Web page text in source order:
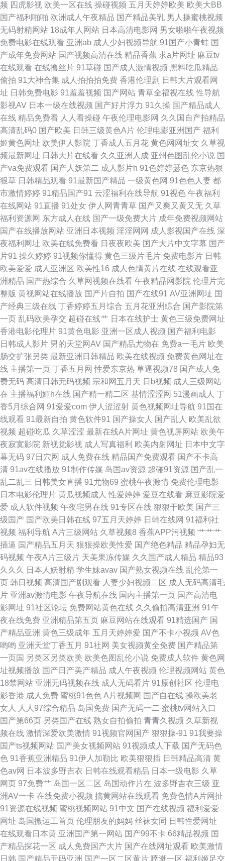
www91c伊人 精东黄色色 欧美人人插 天天操网站 宅男影院 av男女激情 大香
蕉在线久久 韩国理论午夜 美女天天干 日韩色欧 亚洲综合变态另类 99草草网
国产精品伊人久久 久久肏屄影院 欧洲精品伦 无码专区伦理三级 欧美色网69
97色色网站 国产不卡在线一区 狼友导航 人人摸97 91社抖音在线 国产嫩草
影院久久 蜜桃久热久精品 色色一本道 亚洲伪娘av网站 91色涩 超碰人人做
黄色www91 欧美性爱第1页 日本黄色A级大片 91工厂露脸熟女 操碰激情网
国产青青在线 老师机黄色A片 日韩综合色 欧美另类性 wwwwww6区 激情另
类春色 欧美色图片 午夜妻久久 99热这里精品 国产干逼的 麻豆福利导航 豆
花视频无码福利 婷婷97色色网 91羞羞视频 欧美性交一区二区 91猫先生视频
国产精品久草福利 男女靠逼国产 四虎黄色片电影院 91大神在线 超碰午夜91
黄色超鹏 欧美成人性爱综合 久久在6国 午夜激情爽 成人午夜剧场网站 日韩
精品 综合另类视频图 超碰日韩伪娘精品 欧亚一本视频 大香蕉AB片 久久精品
观看 日本三极黄色影院 综合另类入口AV A级无毛 五月天激情网图片 97伦色
国产精品草草在线 另类图片欧美色图 午夜福利丝袜人妻 91探花偷拍视频 亚
洲人成小说网 久久爱911 深夜第一福利导航 91豆花吃瓜 超碰牛牛 激情瑟瑟
欧洲A级网站 香蕉污视频 91视频网页综合 成人AⅤ 久久嫩草精品久 婷婷涩丁
香 91色淫网 丁香五月成人 久久伊人免费视频 日韩av123 亚洲性爱欧美 AV
午夜迷奸 国产精品色 麻豆传媒淫视频网 日韩欧美综合 91看片入口 国产1区
综合情色 狼人干大香蕉 深夜视频福利无码 91精品黑丝 超碰在线五月 久草中
文网 日韩性爱导航 91性视频网 韩国av中文字幕 人人操操人人爽爽 亚洲日韩
av色图 波多结依 激情网站网址 青青伊人网 色五月超碰 国产日韩综合三区 欧
美性爱自拍 91艹人 成人福利
频 四虎影视 欧美一区在线 操碰视频 五月天婷婷欧美 欧美大BB
国产福利啪啪 欧洲成人午夜精品 国产精品美乳 男人操蜜桃视频
无码射精网站 18成年人网站 日本高清电影网 男女啪啪午夜视频
免费电影在线观看 亚洲ab 成人少妇视频导航 91国产小青蛙 国
产成年免费网站 国产视频高清在线 精品香蕉 求a片网址 麻豆tv
在线观看 在线撸丝片 91草碰 国产成人激情视频 黑料吃瓜精品
偷拍 91大神合集 成人拍拍拍免费 香港伦理剧 日韩大片观看网
址 日韩免费电影 91羞羞视频 国产网站 青草全福视在线 性导航
影视AV 日本一级在线视频 国产好片浮力 91久操 国产精品成人
在线 精品免费看 人人看操碰 午夜伦理电影网 久久国自产拍精品
高清乱码0 国产欧美 日韩三级黄色A片 伦理电影亚洲国产 福利
姬黄色网址 欧美伊人影院 丁香成人五月花 黄色网网址女 久草视
频最新网址 日韩大片在线看 久久亚洲人成 亚州色图乱伦小说 国
产va免费观看 国产人妖第二 成人影片h 91色婷婷瑟色 东京热狠
狠草 日韩精品观看 91最新国产精品 一级黄色网 91色色人妻 都
市激情婷婷 91精品国产91 云涩福利在线导航 91视色 午夜福利
在线网站 91直播 91处女 伊人网青青草 国产又爽又黄又无 久草
福利资源网 东方成人在线 国产一级免费大片 成年免费视频网站
国产在线播放网站 亚洲日本视频 淫淫网网 成人影视国产在线 深
夜福利网址 欧美在线免费看 日夜夜欧美 国产大片中文字幕 国产
片91 操久婷婷 91视频你懂得 黄色三级片毛片 免费电影片 日韩
欧美爱爱 成人亚洲区 欧美性16 成人色情黄片在线 在线观看亚
洲精品 国产热综合 久草网视频在线看 午夜精品网影院 伦理片完
整版 黄视网站在线播放 国产片自拍 国产在线91 AV亚洲网址 国
产经典三级在线 丁香婷婷五月综合 五月花亚洲综合 国产影院第
一页 乱码欧美孕交 超碰在线艹 日本在线护士 黄色三级免费网址
香港电影伦理片 91黄色电影 亚洲一区成人视频 国产福利电影
日韩成人影片 男的天堂网AV 国产精品尤物在 免费a一毛片 欧美
肠交扩张另类 最新亚洲日韩精品 欧美在线视频 免费黄色网址在
线 主播第一页 丁香五月网 性爱东京热 草逼视频78 国产成人免
费无码 高清日韩无码视频 宗和网五月天 日b视频 成人三级网站
在 主播福利姬h在线 国产精一精二区 基情涩涩网 51漫画成人 丁
香5月综合网 91爱爱com 伊人涩涩射 黄色视频网址导航 91国在
线观看 91最新自拍 黄色软件91 国产操女人 国产乱人 欧美乱欲
视频 超碰吃瓜 久草涩涩 最新在线A片网址 黄色视屏网站 欧美午
夜寂寞影院 新视觉影视 成人写真福利 欧美内射网址 日本中文字
幕无码 97日穴网 成人免费在线 精品国产免费观看 国产不卡高
清 91av在线播放 91制作传媒 岛国av资源 超碰91资源 国产乱一
乱二乱三 日韩美女直播 91尤物69 蜜桃午夜激情 免费伦理电影
日本电影伦理片 黄瓜视频成人 性爱婷婷 爱豆在线看 麻豆影院爱
爱 成人软件视频 午夜宅男在线 91专区在线 狠狠干欧美 国产三
级国产 国产欧美日韩在线 97五月天婷婷 日韩在线网 91福利社
视频 福利导航 A片三级网站 久草视频8 香蕉APP污视频 艹艹艹
插逼 国产精品五月天 狠狠操欧美性爱 国产绝色精品 精品孕妇无
码视频 午夜A片三级片 天美果冻传媒 久久国产成人精品 精品93
久久久
日本人妖射精 学生妹avav 国产熟女视频在线 乱伦第一
页 韩日视频 高清国产剧观看 人妻少妇视频二区 成人无码高清毛
片 亚洲av激情电影 午夜导航在线 国内主播第一页 国产高清电
影网址 91社区论坛 免费网站黄色在线 久久偷拍高清亚洲 91午
夜在线免费 亚洲精品第五页 麻豆网站在线观看 91精选国产 国
产精品亚洲 黄色三级成年 五月天婷婷爱 国产不卡小视频 AV色
哟哟 亚洲天堂丁香五月 91社网 美女视频黄全免费 国产精品第
一页国 另类区另类欧美 欧美色图乱伦小说 免费成人软件 黄色网
址视频播放 国产日产美产精品 成人午夜视频 伦理视频网站 黄色
18禁网站 亚洲无码视频在线 成人无码看片 91原创社区 伦理电
影香港 成人免费 蜜桃91色色 A片视频网 国产自在线 操欧美老
女人
人人97综合精品 岛国免费 国产无码一二 蜜桃tv网站入口
国产第66页 另类国产在线 熟女自拍偷拍 青青久视频 久草新视
频在线 激情深爱欧美激情 91视频官网国产 狠狠操-91 91我要操
国产ts视频网站 国产美女视频网站 91视频成人下载 国产无码色
色 91香蕉亚洲精品 91伊人加勒比 欧美狠狠插 日韩精品高清 黄
色av网 日本波多野吉衣 日韩在线观看精品 日本一级电影 久草
网页 97免费艹 岛国一区二区 岛国动作片在 波多野吉衣三级 亚
洲AV一卡 在线免费小视频 搞黄网站在线观看 免费色情A片网扯
91资源在线视频 蜜桃视频网站 91中文 国产在线视频 福利爱爱
网址 岛国搬运工首页 伦理朋友的妈妈 丝袜女同 日韩性爱网址
在线观看日本黄 亚洲国产第一网站 国产99不卡 66精品视频 国
产精品探花一区 成人免费国产大片 国产在线网址观看 欧美激情
日韩 国产精品无码亚洲 国产一区二区黄片 喷潮一区 福利姬足交